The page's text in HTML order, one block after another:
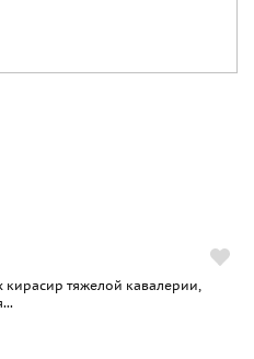
кирасир тяжелой кавалерии,